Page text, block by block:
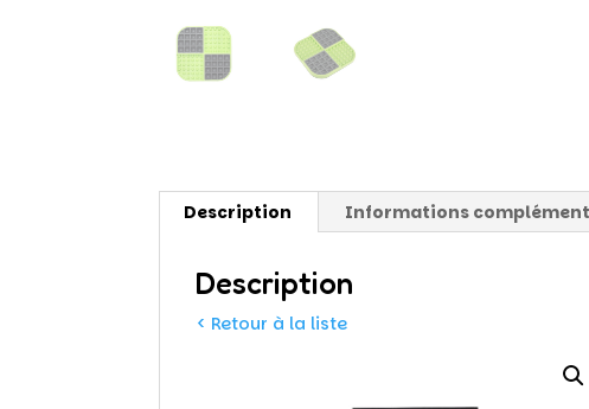
Description Informations
Description
< Retour à la liste